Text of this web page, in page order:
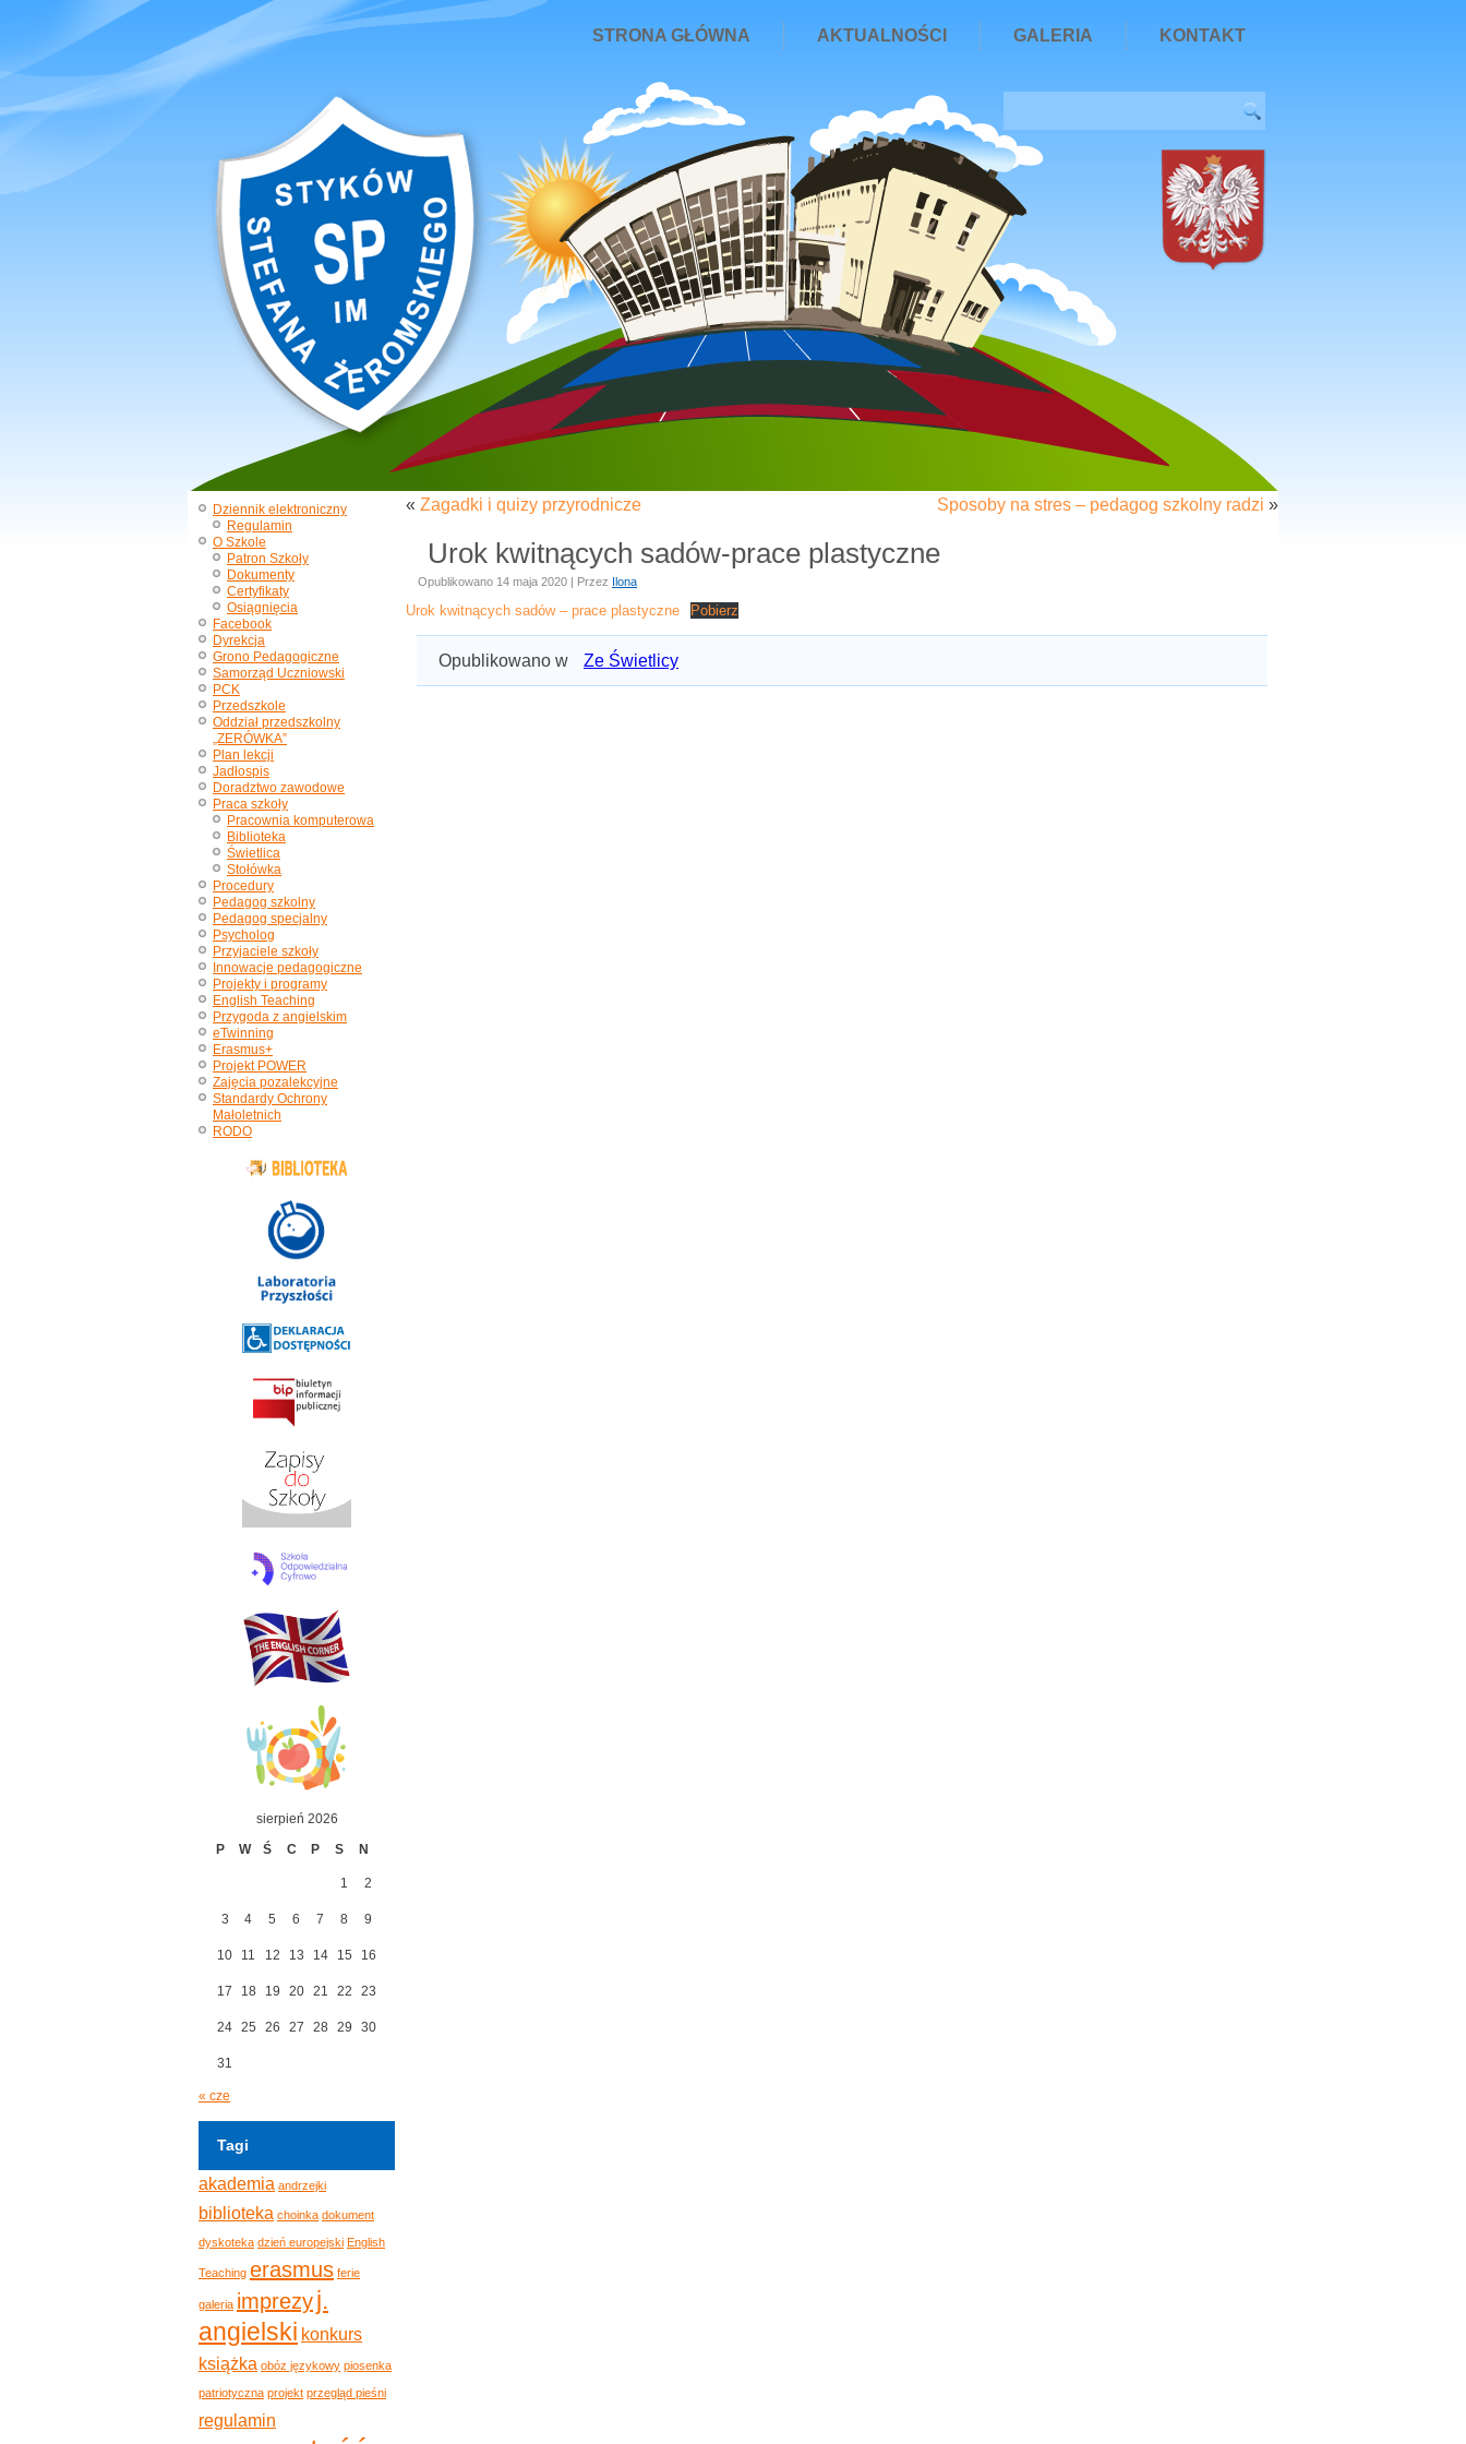
STRONA GŁÓWNA AKTUALNOŚCI GALERIA KONTAKT
Dziennik elektroniczny
Regulamin
O Szkole
Patron Szkoły
Dokumenty
Certyfikaty
Osiągnięcia
Facebook
Dyrekcja
Grono Pedagogiczne
Samorząd Uczniowski
PCK
Przedszkole
Oddział przedszkolny
„ZERÓWKA”
Plan lekcji
Jadłospis
Doradztwo zawodowe
Praca szkoły
Pracownia komputerowa
Biblioteka
Świetlica
Stołówka
Procedury
Pedagog szkolny
Pedagog specjalny
Psycholog
Przyjaciele szkoły
Innowacje pedagogiczne
Projekty i programy
English Teaching
Przygoda z angielskim
eTwinning
Erasmus+
Projekt POWER
Zajęcia pozalekcyjne
Standardy Ochrony
Małoletnich
RODO
sierpień 2026
P
W Ś C P S N
1 2
3 4 5 6 7 8 9
10 11 12 13 14 15 16
17 18 19 20 21 22 23
24 25 26 27 28 29 30
31
« cze
Tagi
akademia andrzejki
biblioteka choinka dokument
dyskoteka dzień europejski English
Teaching erasmus ferie
galeria imprezyj.
angielski konkurs
książka obóz językowy piosenka
patriotyczna projekt przegląd pieśni
regulamin
« Zagadki i quizy przyrodnicze Sposoby na stres – pedagog szkolny radzi »
Urok kwitnących sadów-prace plastyczne
Opublikowano 14 maja 2020 | Przez Ilona
Urok kwitnących sadów – prace plastyczne Pobierz
Opublikowano w Ze Świetlicy